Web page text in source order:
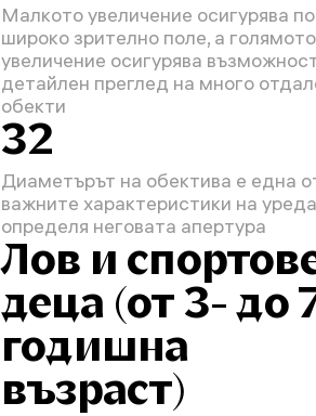
Малкото увеличение осигурява
широко зрително поле, а голямото
увеличение осигурява
детайлен преглед на много
обекти
32
Диаметърът на обектива е една
важните характеристики на
определя неговата апертура
Лов и
деца (от 3- до
годишна
възраст)